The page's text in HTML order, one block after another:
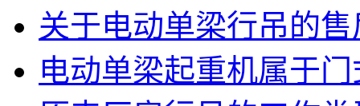
关于电动单梁行吊的
电动单梁起重机属于